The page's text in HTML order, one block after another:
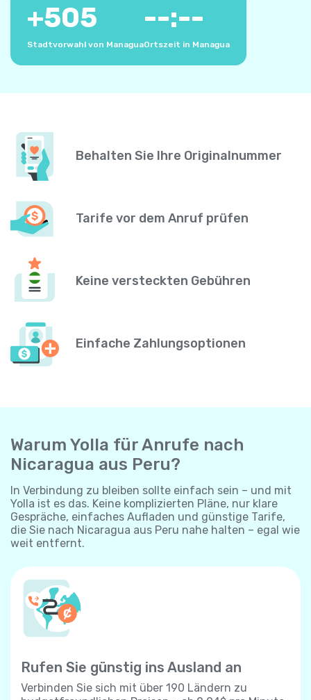
+505
Stadtvorwahl von Managua
--:--
Ortszeit in Managua
Behalten Sie Ihre Originalnummer
Tarife vor dem Anruf prüfen
Keine versteckten Gebühren
Einfache Zahlungsoptionen
Warum Yolla für Anrufe nach
Nicaragua aus Peru?
In Verbindung zu bleiben sollte einfach sein – und mit
Yolla ist es das. Keine komplizierten Pläne, nur klare
Gespräche, einfaches Aufladen und günstige Tarife,
die Sie nach Nicaragua aus Peru nahe halten – egal wie
weit entfernt.
Rufen Sie günstig ins Ausland an
Verbinden Sie sich mit über 190 Ländern zu